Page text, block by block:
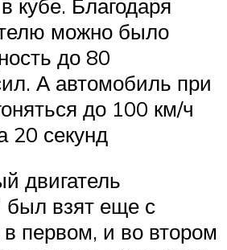
кубе. Благодаря
можно было
до 80
А автомобиль при
до 100 км/ч
20 секунд
двигатель
взят еще с
первом, и во втором